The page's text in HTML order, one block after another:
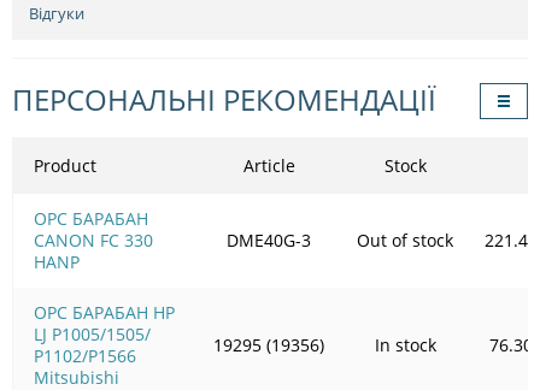
Відгуки
ПЕРСОНАЛЬНІ РЕКОМЕНДАЦІЇ
Product
OPC БАРАБАН
CANON FC 330
HANP
OPC БАРАБАН HP
LJ P1005/1505/
Р1102/Р1566
Mitsubishi
Article Stock
DME40G-3 Out of stock 221.49
19295 (19356) In stock 76.30